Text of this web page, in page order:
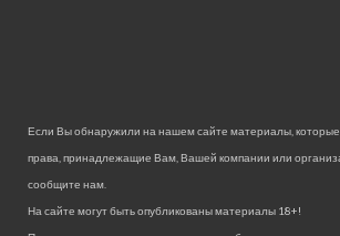
Если Вы обнаружили на нашем сайте материалы,
права, принадлежащие Вам, Вашей компании или
сообщите нам.
На сайте могут быть опубликованы материалы 18+!